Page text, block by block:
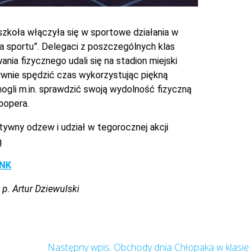
włączyła się w sportowe działania w
sportu”. Delegaci z poszczególnych klas
fizycznego udali się na stadion miejski
spędzić czas wykorzystując piękną
m.in. sprawdzić swoją wydolność fizyczną
odzew i udział w tegorocznej akcji
Artur Dziewulski
Obchody dnia Chłopaka w klasie